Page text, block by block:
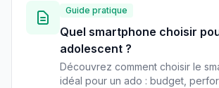
Guide pratique
Quel smartphone choisir
adolescent ?
Découvrez comment choisir le
idéal pour un ado : budget,